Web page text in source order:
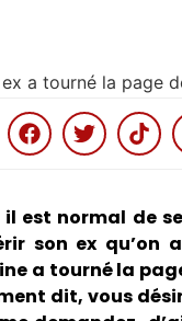
a tourné la page
il est normal de
son ex qu’on
a tourné la
dit, vous